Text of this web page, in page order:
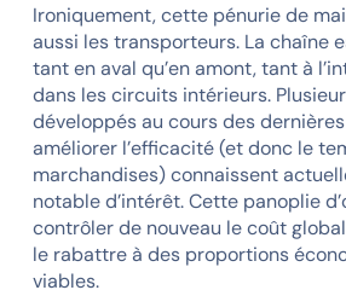
Ironiquement, cette pénurie de
aussi les transporteurs. La chaîne
tant en aval qu’en amont, tant à
dans les circuits intérieurs.
développés au cours des
améliorer l’efficacité (et donc le
marchandises) connaissent
notable d’intérêt. Cette panoplie
contrôler de nouveau le coût
le rabattre à des proportions
viables.